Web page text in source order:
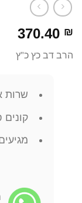
370.40 ₪
הרב דב כץ כ"ץ
שרות